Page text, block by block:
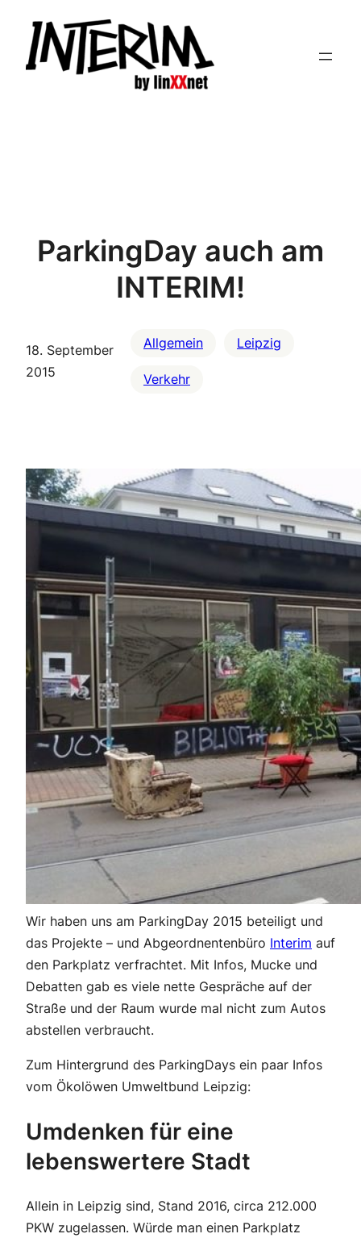
Inhalt
springen
ParkingDay auch am
INTERIM!
18. September
2015
Allgemein Leipzig
Verkehr
Wir haben uns am ParkingDay 2015 beteiligt und
das Projekte – und Abgeordnentenbüro Interim auf
den Parkplatz verfrachtet. Mit Infos, Mucke und
Debatten gab es viele nette Gespräche auf der
Straße und der Raum wurde mal nicht zum Autos
abstellen verbraucht.
Zum Hintergrund des ParkingDays ein paar Infos
vom Ökolöwen Umweltbund Leipzig:
Umdenken für eine
lebenswertere Stadt
Allein in Leipzig sind, Stand 2016, circa 212.000
PKW zugelassen. Würde man einen Parkplatz